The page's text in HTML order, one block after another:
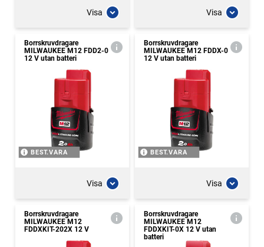
Visa Visa
Borrskruvdragare
MILWAUKEE M12 FDD2-0
12 V utan batteri
BEST.VARA
Visa
Borrskruvdragare
MILWAUKEE M12 FDDX-0
12 V utan batteri
BEST.VARA
Visa
Borrskruvdragare
MILWAUKEE M12
FDDXKIT-202X 12 V
Borrskruvdragare
MILWAUKEE M12
FDDXKIT-0X 12 V utan
batteri